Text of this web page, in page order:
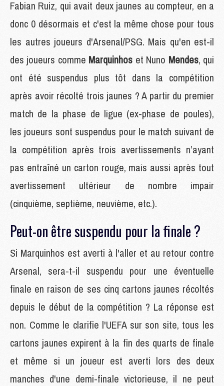
Fabian Ruiz, qui avait deux jaunes au compteur, en a
donc 0 désormais et c'est la même chose pour tous
les autres joueurs d'Arsenal/PSG. Mais qu'en est-il
des joueurs comme Marquinhos et Nuno Mendes, qui
ont été suspendus plus tôt dans la compétition
après avoir récolté trois jaunes ? A partir du premier
match de la phase de ligue (ex-phase de poules),
les joueurs sont suspendus pour le match suivant de
la compétition après trois avertissements n’ayant
pas entraîné un carton rouge, mais aussi après tout
avertissement ultérieur de nombre impair
(cinquième, septième, neuvième, etc.).
Peut-on être suspendu pour la finale ?
Si Marquinhos est averti à l'aller et au retour contre
Arsenal, sera-t-il suspendu pour une éventuelle
finale en raison de ses cinq cartons jaunes récoltés
depuis le début de la compétition ? La réponse est
non. Comme le clarifie l'UEFA sur son site, tous les
cartons jaunes expirent à la fin des quarts de finale
et même si un joueur est averti lors des deux
manches d'une demi-finale victorieuse, il ne peut